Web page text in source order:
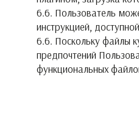
6.6. Пользователь
инструкцией,
6.6. Поскольку файлы
предпочтений
функциональных